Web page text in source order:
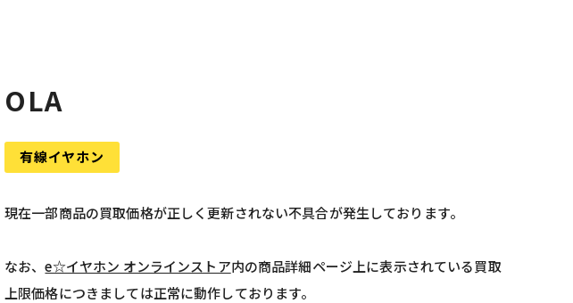
OLA
有線イヤホン
現在一部商品の買取価格が正しく更新されない不具合が発生しております。
なお、e☆イヤホン オンラインストア内の商品詳細ページ上に表示されている買取
上限価格につきましては正常に動作しております。